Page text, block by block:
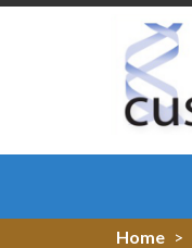
Skip
Home >